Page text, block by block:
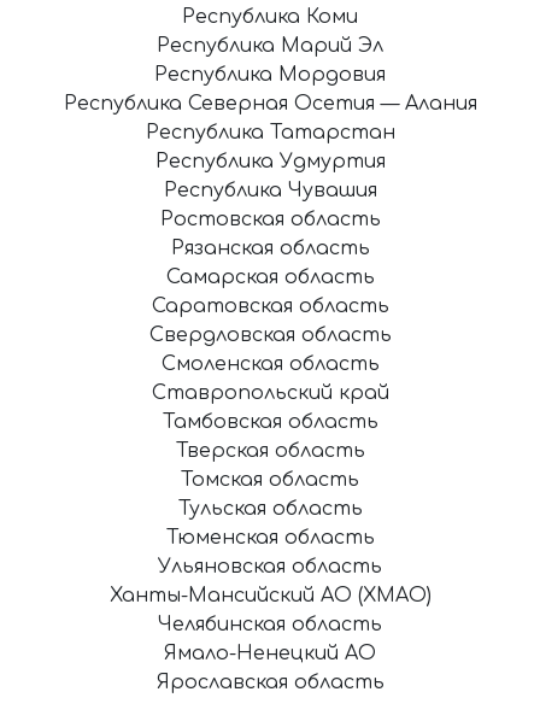
Республика Коми
Республика Марий Эл
Республика Мордовия
Республика Северная Осетия — Алания
Республика Татарстан
Республика Удмуртия
Республика Чувашия
Ростовская область
Рязанская область
Самарская область
Саратовская область
Свердловская область
Смоленская область
Ставропольский край
Тамбовская область
Тверская область
Томская область
Тульская область
Тюменская область
Ульяновская область
Ханты-Мансийский АО (ХМАО)
Челябинская область
Ямало-Ненецкий АО
Ярославская область